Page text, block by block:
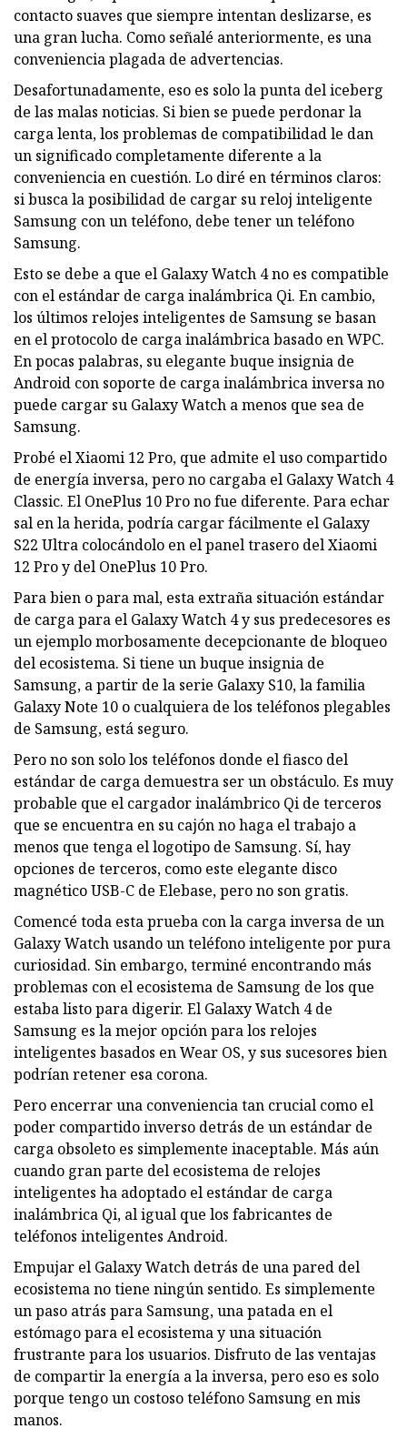
contacto suaves que siempre intentan deslizarse, es
una gran lucha. Como señalé anteriormente, es una
conveniencia plagada de advertencias.
Desafortunadamente, eso es solo la punta del iceberg
de las malas noticias. Si bien se puede perdonar la
carga lenta, los problemas de compatibilidad le dan
un significado completamente diferente a la
conveniencia en cuestión. Lo diré en términos claros:
si busca la posibilidad de cargar su reloj inteligente
Samsung con un teléfono, debe tener un teléfono
Samsung.
Esto se debe a que el Galaxy Watch 4 no es compatible
con el estándar de carga inalámbrica Qi. En cambio,
los últimos relojes inteligentes de Samsung se basan
en el protocolo de carga inalámbrica basado en WPC.
En pocas palabras, su elegante buque insignia de
Android con soporte de carga inalámbrica inversa no
puede cargar su Galaxy Watch a menos que sea de
Samsung.
Probé el Xiaomi 12 Pro, que admite el uso compartido
de energía inversa, pero no cargaba el Galaxy Watch 4
Classic. El OnePlus 10 Pro no fue diferente. Para echar
sal en la herida, podría cargar fácilmente el Galaxy
S22 Ultra colocándolo en el panel trasero del Xiaomi
12 Pro y del OnePlus 10 Pro.
Para bien o para mal, esta extraña situación estándar
de carga para el Galaxy Watch 4 y sus predecesores es
un ejemplo morbosamente decepcionante de bloqueo
del ecosistema. Si tiene un buque insignia de
Samsung, a partir de la serie Galaxy S10, la familia
Galaxy Note 10 o cualquiera de los teléfonos plegables
de Samsung, está seguro.
Pero no son solo los teléfonos donde el fiasco del
estándar de carga demuestra ser un obstáculo. Es muy
probable que el cargador inalámbrico Qi de terceros
que se encuentra en su cajón no haga el trabajo a
menos que tenga el logotipo de Samsung. Sí, hay
opciones de terceros, como este elegante disco
magnético USB-C de Elebase, pero no son gratis.
Comencé toda esta prueba con la carga inversa de un
Galaxy Watch usando un teléfono inteligente por pura
curiosidad. Sin embargo, terminé encontrando más
problemas con el ecosistema de Samsung de los que
estaba listo para digerir. El Galaxy Watch 4 de
Samsung es la mejor opción para los relojes
inteligentes basados ​​en Wear OS, y sus sucesores bien
podrían retener esa corona.
Pero encerrar una conveniencia tan crucial como el
poder compartido inverso detrás de un estándar de
carga obsoleto es simplemente inaceptable. Más aún
cuando gran parte del ecosistema de relojes
inteligentes ha adoptado el estándar de carga
inalámbrica Qi, al igual que los fabricantes de
teléfonos inteligentes Android.
Empujar el Galaxy Watch detrás de una pared del
ecosistema no tiene ningún sentido. Es simplemente
un paso atrás para Samsung, una patada en el
estómago para el ecosistema y una situación
frustrante para los usuarios. Disfruto de las ventajas
de compartir la energía a la inversa, pero eso es solo
porque tengo un costoso teléfono Samsung en mis
manos.